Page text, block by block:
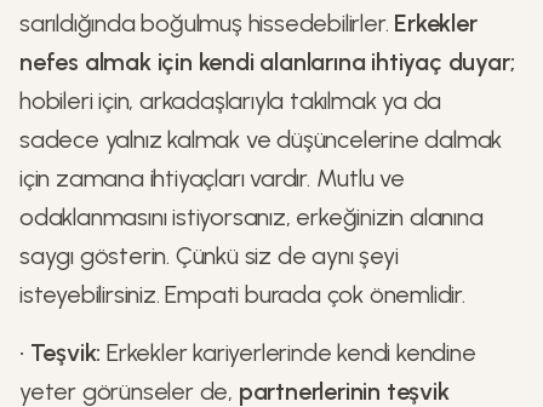
sarıldığında boğulmuş hissedebilirler. Erkekler
nefes almak için kendi alanlarına ihtiyaç duyar;
hobileri için, arkadaşlarıyla takılmak ya da
sadece yalnız kalmak ve düşüncelerine dalmak
için zamana ihtiyaçları vardır. Mutlu ve
odaklanmasını istiyorsanız, erkeğinizin alanına
saygı gösterin. Çünkü siz de aynı şeyi
isteyebilirsiniz. Empati burada çok önemlidir.
• Teşvik: Erkekler kariyerlerinde kendi kendine
yeter görünseler de, partnerlerinin teşvik